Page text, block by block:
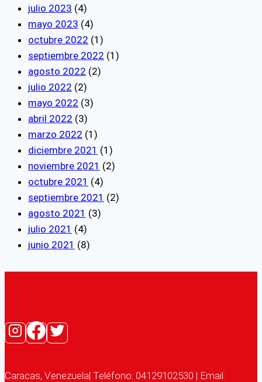
julio 2023 (4)
mayo 2023 (4)
octubre 2022 (1)
septiembre 2022 (1)
agosto 2022 (2)
julio 2022 (2)
mayo 2022 (3)
abril 2022 (3)
marzo 2022 (1)
diciembre 2021 (1)
noviembre 2021 (2)
octubre 2021 (4)
septiembre 2021 (2)
agosto 2021 (3)
julio 2021 (4)
junio 2021 (8)
Caracas, Venezuela| Teléfono: 04129102530 | Email: